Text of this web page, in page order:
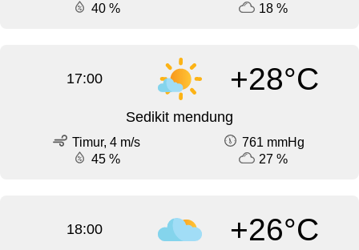
40 %
18 %
17:00 +28°C
Sedikit mendung
Timur, 4 m/s
761 mmHg
45 %
27 %
18:00 +26°C